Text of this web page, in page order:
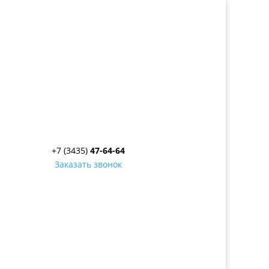
+7 (3435) 47-64-64
Заказать звонок